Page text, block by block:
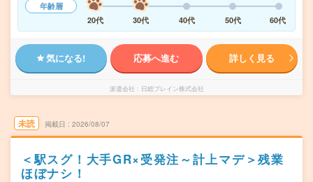
年齢層
20代
30代 40代 50代 60代
気になる! 応募へ進む 詳しく見る
派遣会社 日総ブレイン株式会社
未読 掲載日 2026/08/07
＜駅スグ！大手GR×受発注～計上マデ＞残業
ほぼナシ！